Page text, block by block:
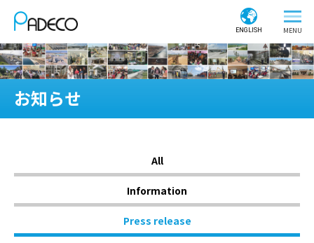
ENGLISH
お知らせ
All
Information
Press release